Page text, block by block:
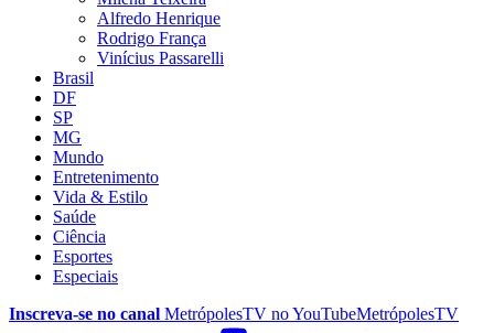
Alfredo Henrique
Rodrigo França
Vinícius Passarelli
Brasil
DF
SP
MG
Mundo
Entretenimento
Vida & Estilo
Saúde
Ciência
Esportes
Especiais
Inscreva-se no canal MetrópolesTV noYouTubeMetrópolesTV